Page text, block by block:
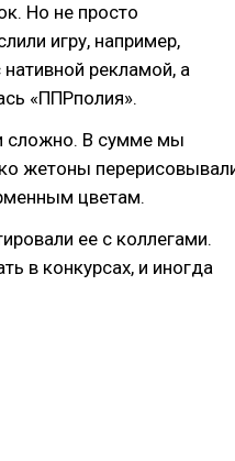
Но не просто
игру, например,
рекламой, а
«ППРполия».
сложно. В сумме мы
жетоны
цветам.
ее с коллегами.
в конкурсах, и иногда